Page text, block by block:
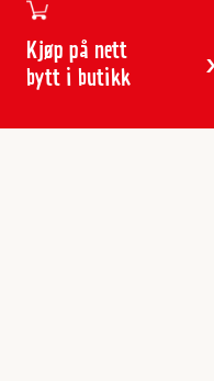
Kjøp på nett
bytt i butikk